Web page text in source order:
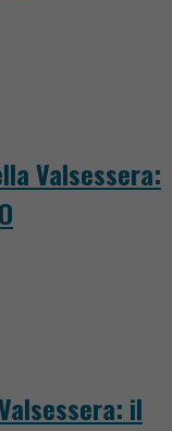
Valsessera:
il